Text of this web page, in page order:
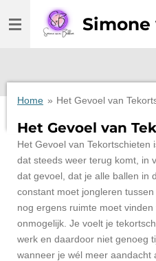
direct
Home » Het Gevoel van
Het Gevoel van
Het Gevoel van
dat steeds weer terug komt, in
dat gevoel, dat je alle ballen in
constant moet jongleren
nog ergens ruimte moet
onmogelijk. Je voelt je
werk en daardoor niet genoeg
wanneer je wél meer aandacht